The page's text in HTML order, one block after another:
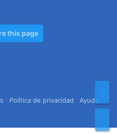
this page
Política de privacidad
Ayuda